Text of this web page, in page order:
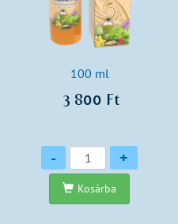
100 ml
3 800 Ft
Mennyiség
- +
Kosárba